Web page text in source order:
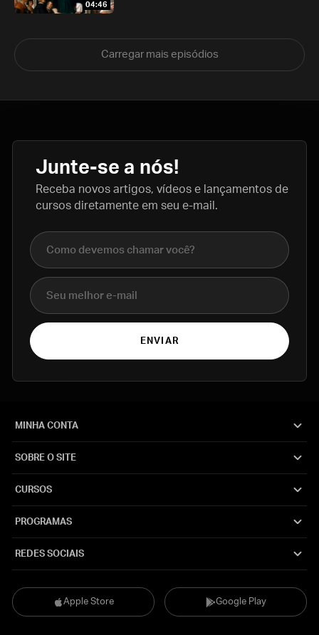
04:46
Carregar mais episódios
Junte-se a nós!
Receba novos artigos, vídeos e lançamentos de
cursos diretamente em seu e-mail.
Nome completo
E-mail
ENVIAR
Apple Store Google Play
MINHA CONTA
SOBRE O SITE
CURSOS
PROGRAMAS
REDES SOCIAIS